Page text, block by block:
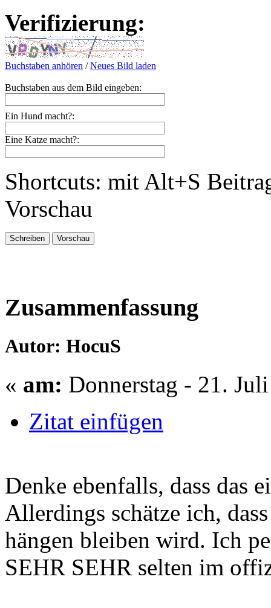
Verifizierung:
Buchstaben anhören /Neues Bild laden
Buchstaben aus dem Bild eingeben:
Ein Hund macht?:
Eine Katze macht?:
Shortcuts: mit Alt+S
Vorschau
Zusammenfassung
Autor: HocuS
« am: Donnerstag - 21.
Zitat einfügen
Denke ebenfalls, dass das
Allerdings schätze ich,
hängen bleiben wird. Ich
SEHR SEHR selten im